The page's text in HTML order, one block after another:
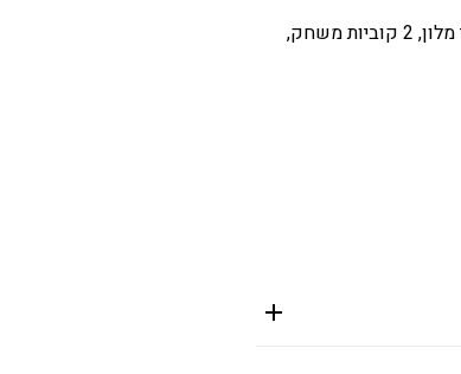
המשחק מכיל: לוח משחק, 6 כלי משחק ממתכת, קלפי משחק, שטרי קניין, קלפי הפתעה, קלפי תיבת מזל, חבילת שטרות כסף, 32 בתים, 12 בתי מלון, 2 קוביות משחק,